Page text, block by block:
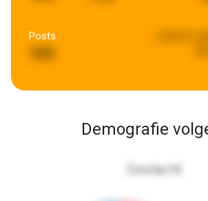
Posts
544
Demografie
Geslacht